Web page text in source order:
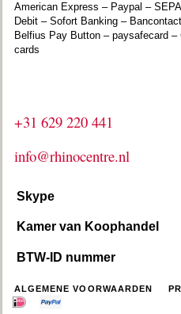
American Express – Paypal –
Debit – Sofort Banking –
Belfius Pay Button – paysafecard
cards
+31 629 220 441
info@rhinocentre.nl
Skype
Kamer van Koophandel
BTW-ID nummer
ALGEMENE VOORWAARDEN